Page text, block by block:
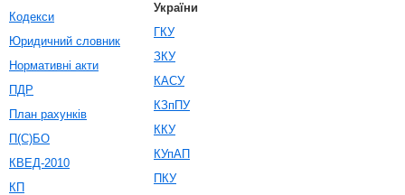
Кодекси
Юридичний словник
Нормативні акти
ПДР
План рахунків
П(С)БО
КВЕД-2010
КП
України
ГКУ
ЗКУ
КАСУ
КЗпПУ
ККУ
КУпАП
ПКУ